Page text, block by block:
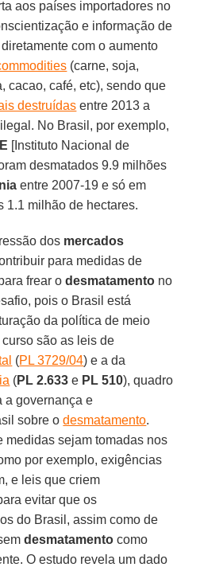
aos países importadores no
e informação de
com o aumento
(carne, soja,
cacao, café, etc), sendo que
destruídas entre 2013 a
No Brasil, por exemplo,
[Instituto Nacional de
desmatados 9.9 milhões
entre 2007-19 e só em
1.1 milhão de hectares.
dos mercados
para medidas de
frear odesmatamento no
pois o Brasil está
da política de meio
são as leis de
(PL 3729/04) e a da
(PL 2.633 e PL 510), quadro
a governança e
sobre odesmatamento.
medidas sejam tomadas nos
por exemplo, exigências
e leis que criem
evitar que os
do Brasil, assim como de
desmatamento como
O estudo revela um dado